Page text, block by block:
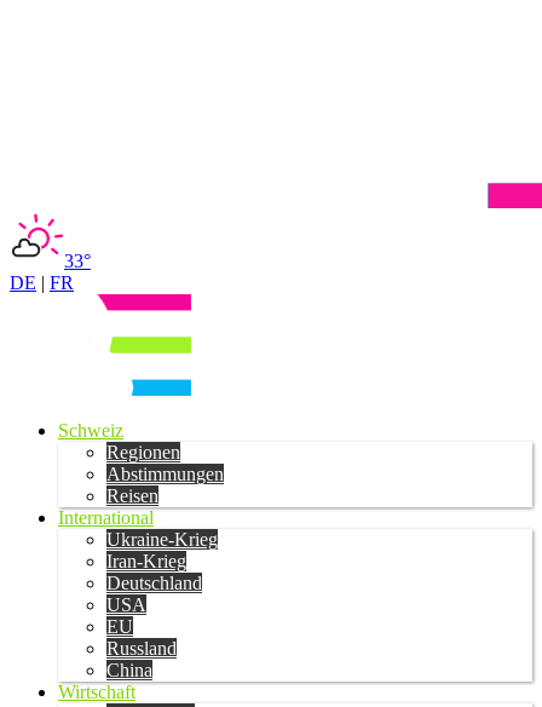
33°
DE | FR
Schweiz
Regionen
Abstimmungen
Reisen
International
Ukraine-Krieg
Iran-Krieg
Deutschland
USA
EU
Russland
China
Wirtschaft